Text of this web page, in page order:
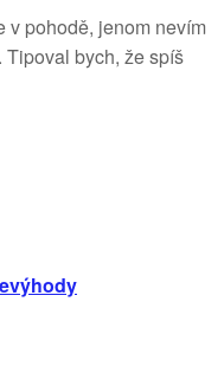
v pohodě, jenom nevím
Tipoval bych, že spíš